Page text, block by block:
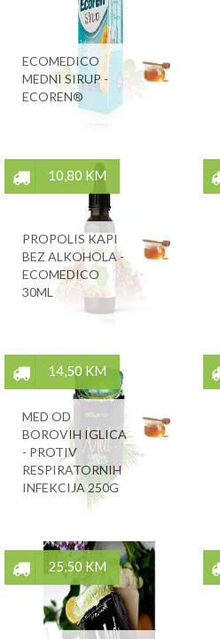
ECOMEDICO
MEDNI SIRUP -
ECOREN®
10,80 KM
PROPOLIS KAPI
BEZ ALKOHOLA -
ECOMEDICO
30ML
14,50 KM
MED OD
BOROVIH IGLICA
- PROTIV
RESPIRATORNIH
INFEKCIJA 250G
25,50 KM